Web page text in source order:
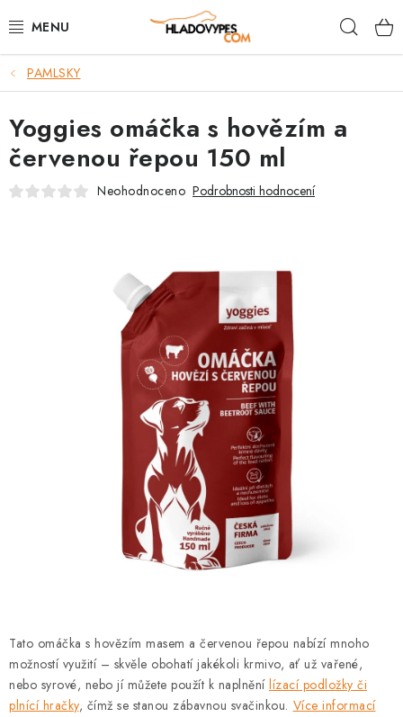
na
POTŘEBY PRO PSY
TAMI PŘEPRAVNÍ BOXY
SPORT SE PSEM
VĚRNOSTNÍ PROGRAM
VÝMĚNA, VRÁCENÍ A REKLAMACE
Podmínky ochrany osobních údajů
Zásady použivání souboru cookies
Hodnocení obchodu
FAQ
PAMLSKY
Tato omáčka s hovězím masem a červenou řepou nabízí mnoho
možností využití – skvěle obohatí jakékoli krmivo, ať už vařené,
nebo syrové, nebo jí můžete použít k naplnění lízací podložky či
plnící hračky, čímž se stanou zábavnou svačinkou. Více informací
Yoggies omáčka s hovězím a
červenou řepou 150 ml
Neohodnoceno Podrobnosti hodnocení